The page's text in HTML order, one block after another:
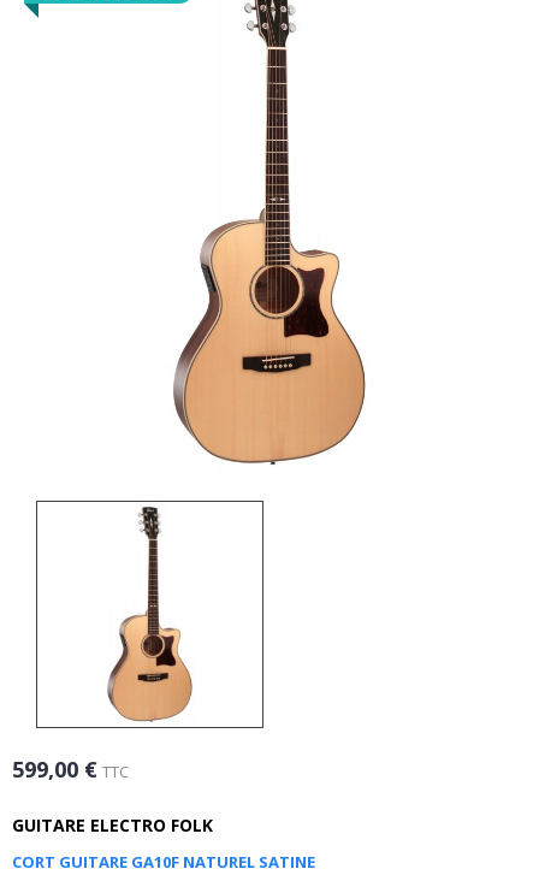
599,00 € TTC
GUITARE ELECTRO FOLK
CORT GUITARE GA10F NATUREL SATINE